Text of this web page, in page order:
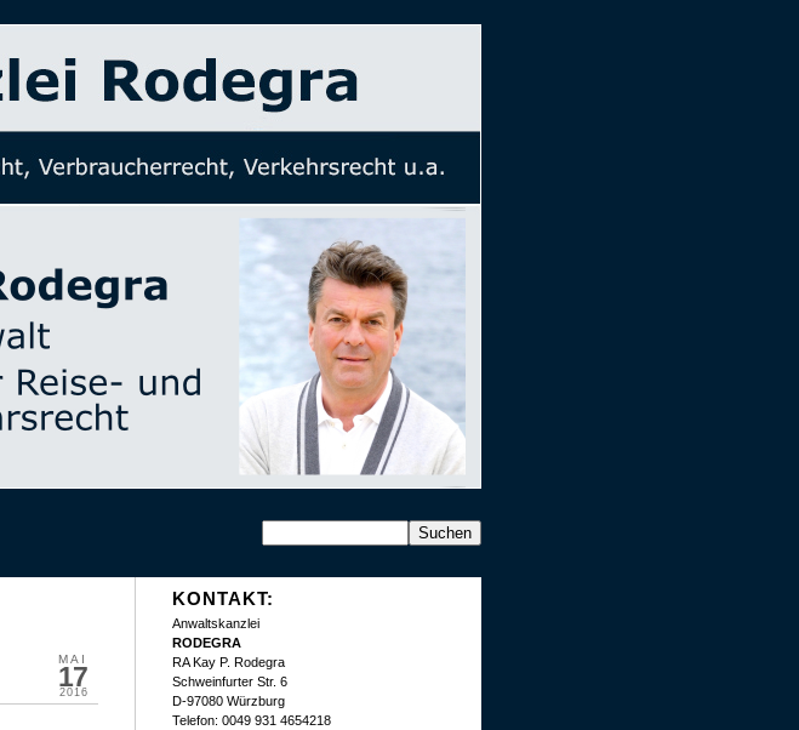
MAI
17
2016
KONTAKT:
Anwaltskanzlei
RODEGRA
RA Kay P. Rodegra
Schweinfurter Str. 6
D-97080 Würzburg
Telefon: 0049 931 4654218